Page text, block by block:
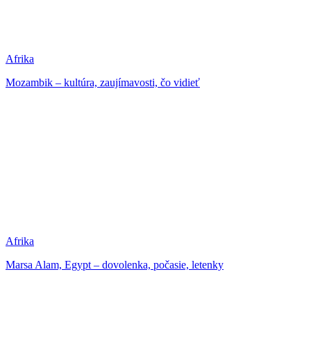
Afrika
Mozambik – kultúra, zaujímavosti, čo vidieť
Afrika
Marsa Alam, Egypt – dovolenka, počasie, letenky